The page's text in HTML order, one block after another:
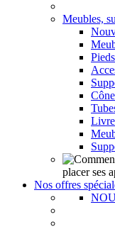
Meubles,
placer ses
Nos offres